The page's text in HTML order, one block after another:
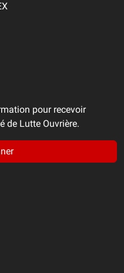
pour recevoir
de Lutte Ouvrière.